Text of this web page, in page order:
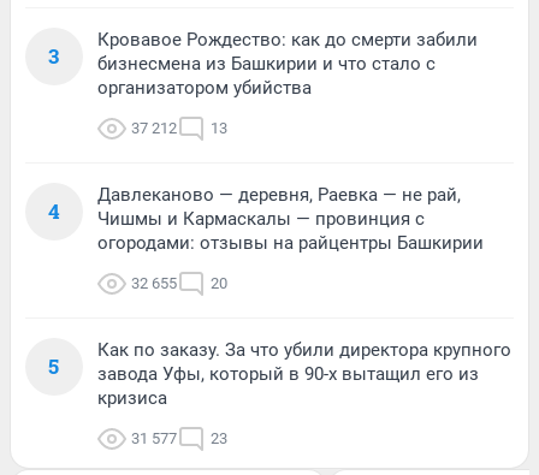
3
Кровавое Рождество: как до смерти забили
бизнесмена из Башкирии и что стало с
организатором убийства
37 212 13
4
Давлеканово — деревня, Раевка — не рай,
Чишмы и Кармаскалы — провинция с
огородами: отзывы на райцентры Башкирии
32 655 20
5
Как по заказу. За что убили директора крупного
завода Уфы, который в 90-х вытащил его из
кризиса
31 577 23